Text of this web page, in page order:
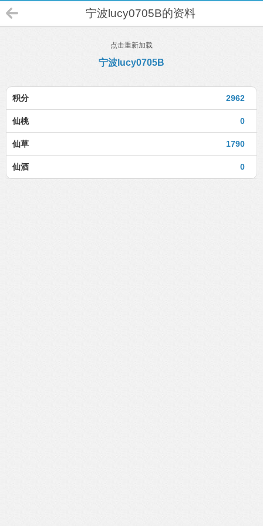
宁波lucy0705B的资料
点击重新加载
宁波lucy0705B
2962
积分
0
仙桃
1790
仙草
0
仙酒